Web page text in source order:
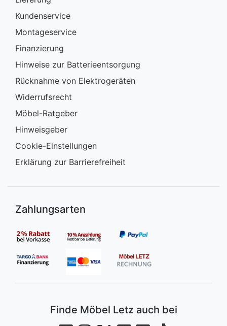
Kundenservice
Montageservice
Finanzierung
Hinweise zur Batterieentsorgung
Rücknahme von Elektrogeräten
Widerrufsrecht
Möbel-Ratgeber
Hinweisgeber
Cookie-Einstellungen
Erklärung zur Barrierefreiheit
Zahlungsarten
Finde Möbel Letz auch bei